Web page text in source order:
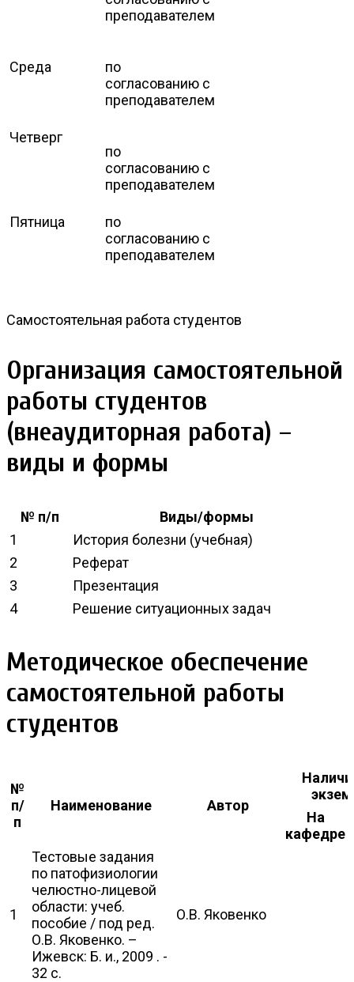
преподавателем
Среда
по
согласованию с
преподавателем
Четверг
по
согласованию с
преподавателем
Пятница
по
согласованию с
преподавателем
Самостоятельная работа студентов
Организация самостоятельной
работы студентов
(внеаудиторная работа) –
виды и формы
№ п/п
Виды/формы
1
История болезни (учебная)
2
Реферат
3
Презентация
4
Решение ситуационных задач
Методическое обеспечение
самостоятельной работы
студентов
№
п/
п
Наименование Автор
На
кафедре
1
Тестовые задания
по патофизиологии
челюстно-лицевой
области: учеб.
пособие / под ред.
О.В. Яковенко. –
Ижевск: Б. и., 2009 . -
32 с.
О.В. Яковенко